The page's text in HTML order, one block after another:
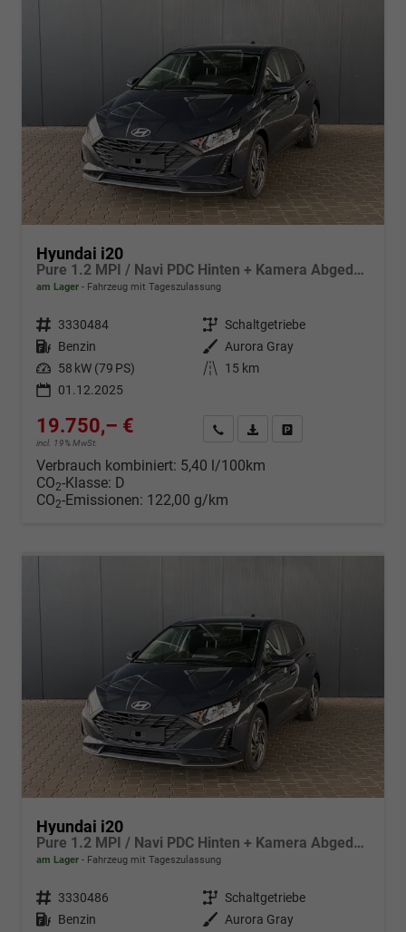
Hyundai i20
Pure 1.2 MPI / Navi PDC Hinten + Kamera Abgedunkelte Scheiben Tempomat Alu 16"
am Lager Fahrzeug mit Tageszulassung
Fahrzeugnr. 3330484 Getriebe Schaltgetriebe
Kraftstoff Benzin Außenfarbe Aurora Gray
Leistung 58 kW (79 PS) Kilometerstand
15 km
01.12.2025
19.750,– €
incl. 19% MwSt.
Wir rufen Sie anFahrzeugexposé (PDF)
Verbrauch kombiniert: 5,40 l/100km
CO2-Klasse: D
CO2-Emissionen: 122,00 g/km
Hyundai i20
Pure 1.2 MPI / Navi PDC Hinten + Kamera Abgedunkelte Scheiben Tempomat Alu 16"
am Lager Fahrzeug mit Tageszulassung
Fahrzeugnr. 3330486 Getriebe Schaltgetriebe
Kraftstoff Benzin Außenfarbe
Aurora Gray